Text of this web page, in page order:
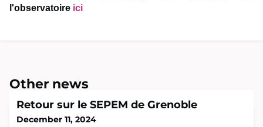
l'observatoire ici
Other news
Retour sur le SEPEM de Grenoble
December 11, 2024